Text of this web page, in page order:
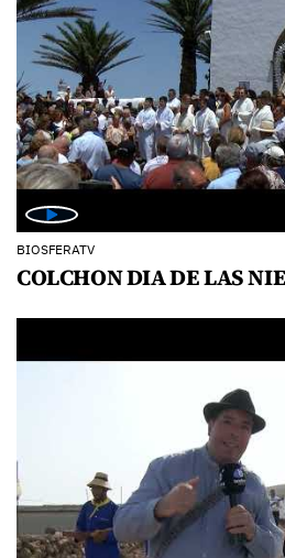
BIOSFERATV
COLCHON DIA DE LAS